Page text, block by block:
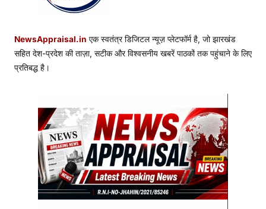
NewsAppraisal.in एक स्वतंत्र डिजिटल न्यूज़ प्लेटफॉर्म है, जो झारखंड
सहित देश-प्रदेश की ताज़ा, सटीक और विश्वसनीय खबरें पाठकों तक पहुंचाने के लिए
प्रतिबद्ध है।